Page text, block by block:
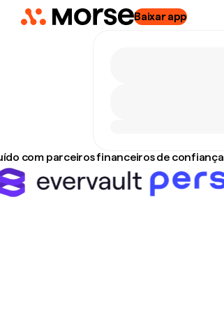
Baixar app
com parceiros financeiros de confiança